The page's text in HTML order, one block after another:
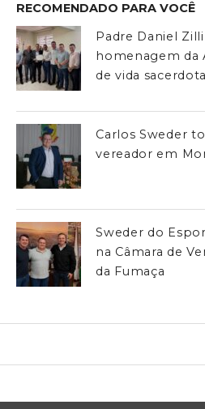
RECOMENDADO PARA VOCÊ
Padre Daniel
homenagem da
de vida
Carlos Sweder
vereador em
Sweder do
na Câmara de
da Fumaça